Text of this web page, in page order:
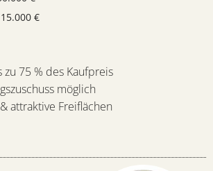
€
75 % des Kaufpreis
möglich
attraktive Freiflächen